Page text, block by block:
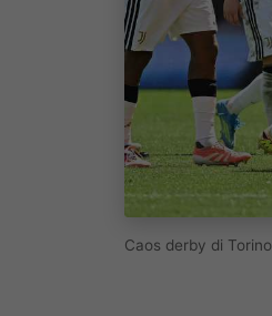
Caos derby di